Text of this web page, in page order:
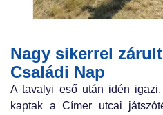
Nagy sikerrel
Családi Nap
A tavalyi eső után idén
kaptak a Címer utcai